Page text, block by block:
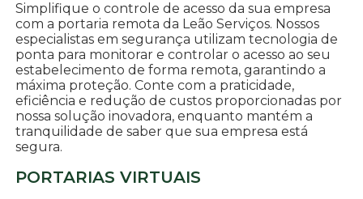
Simplifique o controle de acesso da sua empresa
com a portaria remota da Leão Serviços. Nossos
especialistas em segurança utilizam tecnologia de
ponta para monitorar e controlar o acesso ao seu
estabelecimento de forma remota, garantindo a
máxima proteção. Conte com a praticidade,
eficiência e redução de custos proporcionadas por
nossa solução inovadora, enquanto mantém a
tranquilidade de saber que sua empresa está
segura.
PORTARIAS VIRTUAIS